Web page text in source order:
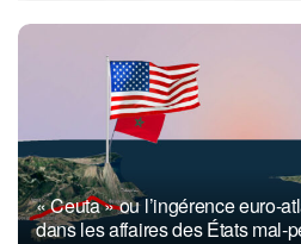
« Ceuta » ou l’ingérence euro-
dans les affaires des États mal-